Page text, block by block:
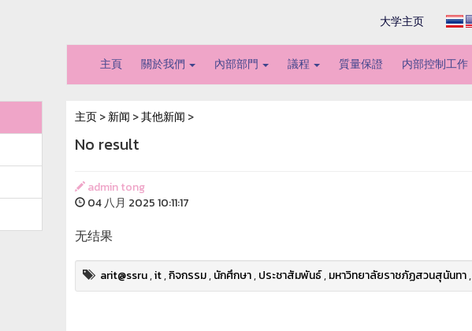
大学主页
主頁 關於我們 內部部門 議程 質量保證 内部控制工作
主页>新闻 >其他新闻 >
No result
admin tong
04 八月 2025 10:11:17
无结果
arit@ssru,it,กิจกรรม,นักศึกษา,ประชาสัมพันธ์,มหาวิทยาลัยราชภัฏสวนสุนันทา,